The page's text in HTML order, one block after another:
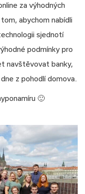
za výhodných
abychom nabídli
sjednotí
podmínky pro
navštěvovat banky,
z pohodlí domova.
🙂